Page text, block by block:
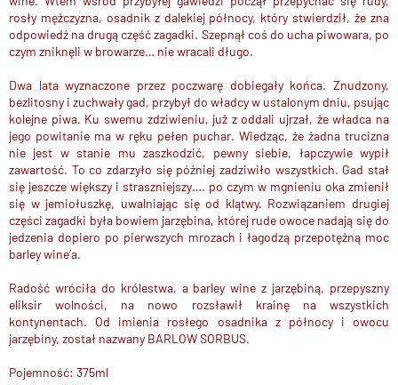
rosły mężczyzna, osadnik z dalekiej północy, który stwierdził, że zna
odpowiedź na drugą część zagadki. Szepnął coś do ucha piwowara, po
czym zniknęli w browarze… nie wracali długo.
Dwa lata wyznaczone przez poczwarę dobiegały końca. Znudzony,
bezlitosny i zuchwały gad, przybył do władcy w ustalonym dniu, psując
kolejne piwa. Ku swemu zdziwieniu, już z oddali ujrzał, że władca na
jego powitanie ma w ręku pełen puchar. Wiedząc, że żadna trucizna
nie jest w stanie mu zaszkodzić, pewny siebie, łapczywie wypił
zawartość. To co zdarzyło się później zadziwiło wszystkich. Gad stał
się jeszcze większy i straszniejszy…. po czym w mgnieniu oka zmienił
się w jemiołuszkę, uwalniając się od klątwy. Rozwiązaniem drugiej
części zagadki była bowiem jarzębina, której rude owoce nadają się do
jedzenia dopiero po pierwszych mrozach i łagodzą przepotężną moc
barley wine’a.
Radość wróciła do królestwa, a barley wine z jarzębiną, przepyszny
eliksir wolności, na nowo rozsławił krainę na wszystkich
kontynentach. Od imienia rosłego osadnika z północy i owocu
jarzębiny, został nazwany BARLOW SORBUS.
Pojemność: 375ml